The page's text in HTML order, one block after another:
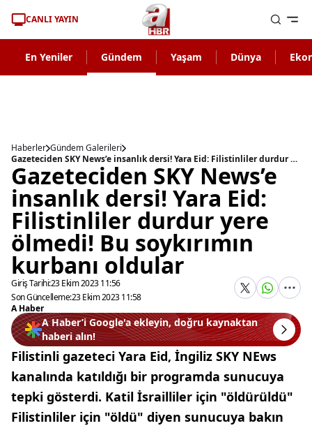
CANLI YAYIN
En Yeniler Gündem Yaşam Dünya
Haberler Gündem Galerileri
Gazeteciden SKY News’e insanlık dersi! Yara Eid: Filistinliler durdur yere ölmedi! Bu soykırımın kurbanı oldular
Gazeteciden SKY News’e
insanlık dersi! Yara Eid:
Filistinliler durdur yere
ölmedi! Bu soykırımın
kurbanı oldular
Giriş Tarihi:23 Ekim 2023 11:56
Son Güncelleme:23 Ekim 2023 11:58
A Haber
A Haber’i Google'a ekleyin, doğru kaynaktan
haberi alın!
Filistinli gazeteci Yara Eid, İngiliz SKY NEws
kanalında katıldığı bir programda sunucuya
tepki gösterdi. Katil İsrailliler için "öldürüldü"
Filistinliler için "öldü" diyen sunucuya bakın